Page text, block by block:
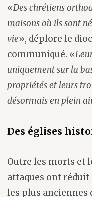
«Des chrétiens
maisons où ils sont
vie», déplore le
communiqué. «
uniquement sur la
propriétés et leurs
désormais en plein
Des églises
Outre les morts et
attaques ont réduit
les plus anciennes